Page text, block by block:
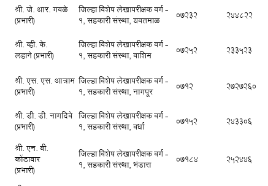
श्री. जे. आर. गवळे
(प्रभारी)
जिल्हा विशेष लेखापरीक्षक वर्ग -
1, सहकारी संस्था, यवतमाळ 07232 244822
श्री. व्ही. के.
लहाने (प्रभारी)
जिल्हा विशेष लेखापरीक्षक वर्ग -
1, सहकारी संस्था, वाशिम 07252 233523
श्री. एस. एस. आत्राम
(प्रभारी)
जिल्हा विशेष लेखापरीक्षक वर्ग -
1, सहकारी संस्था, नागपूर 0712 2727260
श्री. डी. डी. नागदिवे
(प्रभारी)
जिल्हा विशेष लेखापरीक्षक वर्ग -
1, सहकारी संस्था, वर्धा 07152 243306
श्री. एन. बी.
कोंडावार
(प्रभारी)
जिल्हा विशेष लेखापरीक्षक वर्ग -
1, सहकारी संस्था, भंडारा 07184 252446